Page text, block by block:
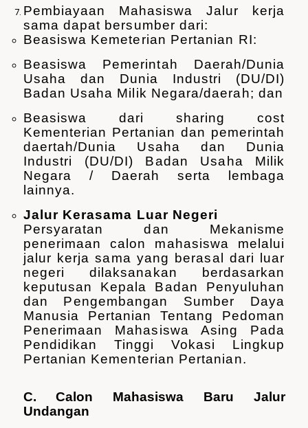
Pembiayaan Mahasiswa Jalur kerja
sama dapat bersumber dari:
Beasiswa Kemeterian Pertanian RI:
Beasiswa Pemerintah Daerah/Dunia
Usaha dan Dunia Industri (DU/DI)
Badan Usaha Milik Negara/daerah; dan
Beasiswa dari sharing cost
Kementerian Pertanian dan pemerintah
daertah/Dunia Usaha dan Dunia
Industri (DU/DI) Badan Usaha Milik
Negara / Daerah serta lembaga
lainnya.
Jalur Kerasama Luar Negeri
Persyaratan dan Mekanisme
penerimaan calon mahasiswa melalui
jalur kerja sama yang berasal dari luar
negeri dilaksanakan berdasarkan
keputusan Kepala Badan Penyuluhan
dan Pengembangan Sumber Daya
Manusia Pertanian Tentang Pedoman
Penerimaan Mahasiswa Asing Pada
Pendidikan Tinggi Vokasi Lingkup
Pertanian Kementerian Pertanian.
C. Calon Mahasiswa Baru Jalur
Undangan